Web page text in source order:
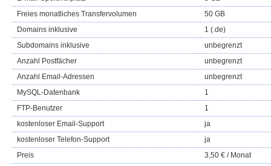
Freies monatliches Transfervolumen
50 GB
Domains inklusive
1 (.de)
Subdomains inklusive
unbegrenzt
Anzahl Postfächer
unbegrenzt
Anzahl Email-Adressen
unbegrenzt
MySQL-Datenbank
1
FTP-Benutzer
1
kostenloser Email-Support
ja
kostenloser Telefon-Support
ja
Preis
3,50 € / Monat